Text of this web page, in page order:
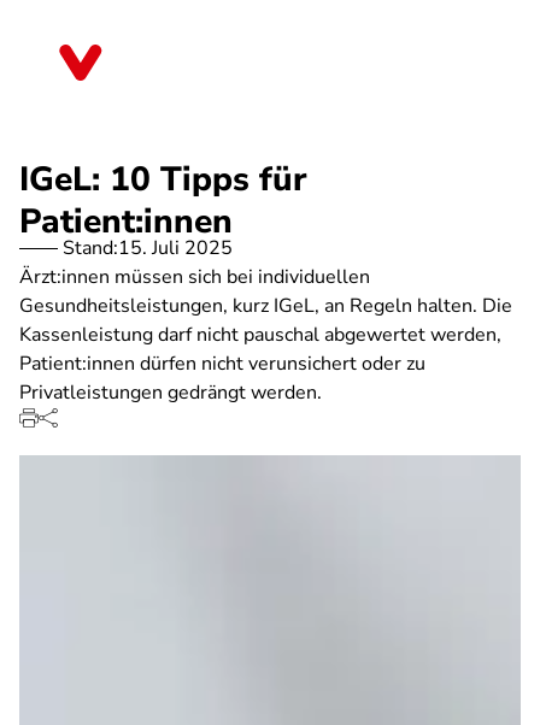
IGeL: 10 Tipps für
Patient:innen
Stand:15. Juli 2025
Ärzt:innen müssen sich bei individuellen
Gesundheitsleistungen, kurz IGeL, an Regeln halten. Die
Kassenleistung darf nicht pauschal abgewertet werden,
Patient:innen dürfen nicht verunsichert oder zu
Privatleistungen gedrängt werden.